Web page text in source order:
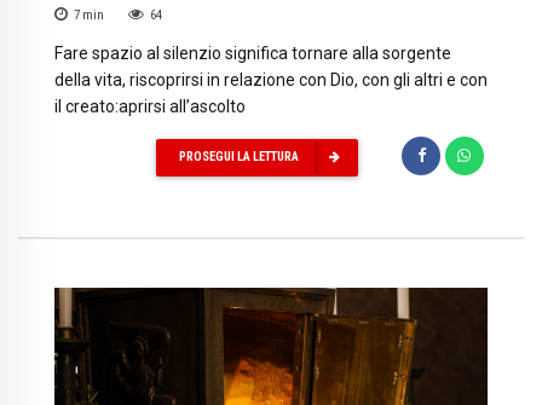
7 min 64
Fare spazio al silenzio significa tornare alla sorgente
della vita, riscoprirsi in relazione con Dio, con gli altri e con
il creato:aprirsi all’ascolto
PROSEGUI LA LETTURA